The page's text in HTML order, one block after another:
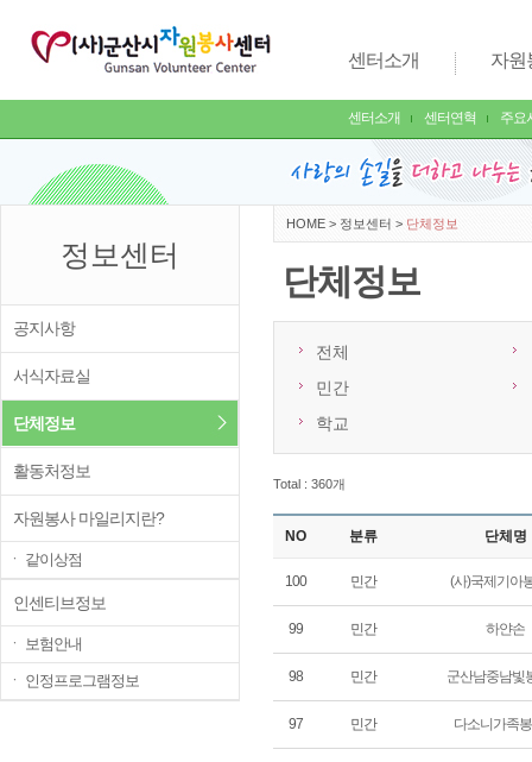
센터소개
센터소개 센터연혁 주요
자원
정보센터
공지사항
서식자료실
단체정보
활동처정보
자원봉사 마일리지란?
ㆍ 같이상점
인센티브정보
ㆍ 보험안내
ㆍ 인정프로그램정보
HOME > 정보센터 > 단체정보
단체정보
전체
민간
학교
Total : 360개
NO 분류 단체명
100 민간 (사)국제기아
99 민간 하얀손
98 민간 군산남중남빛
97 민간 다소니가족